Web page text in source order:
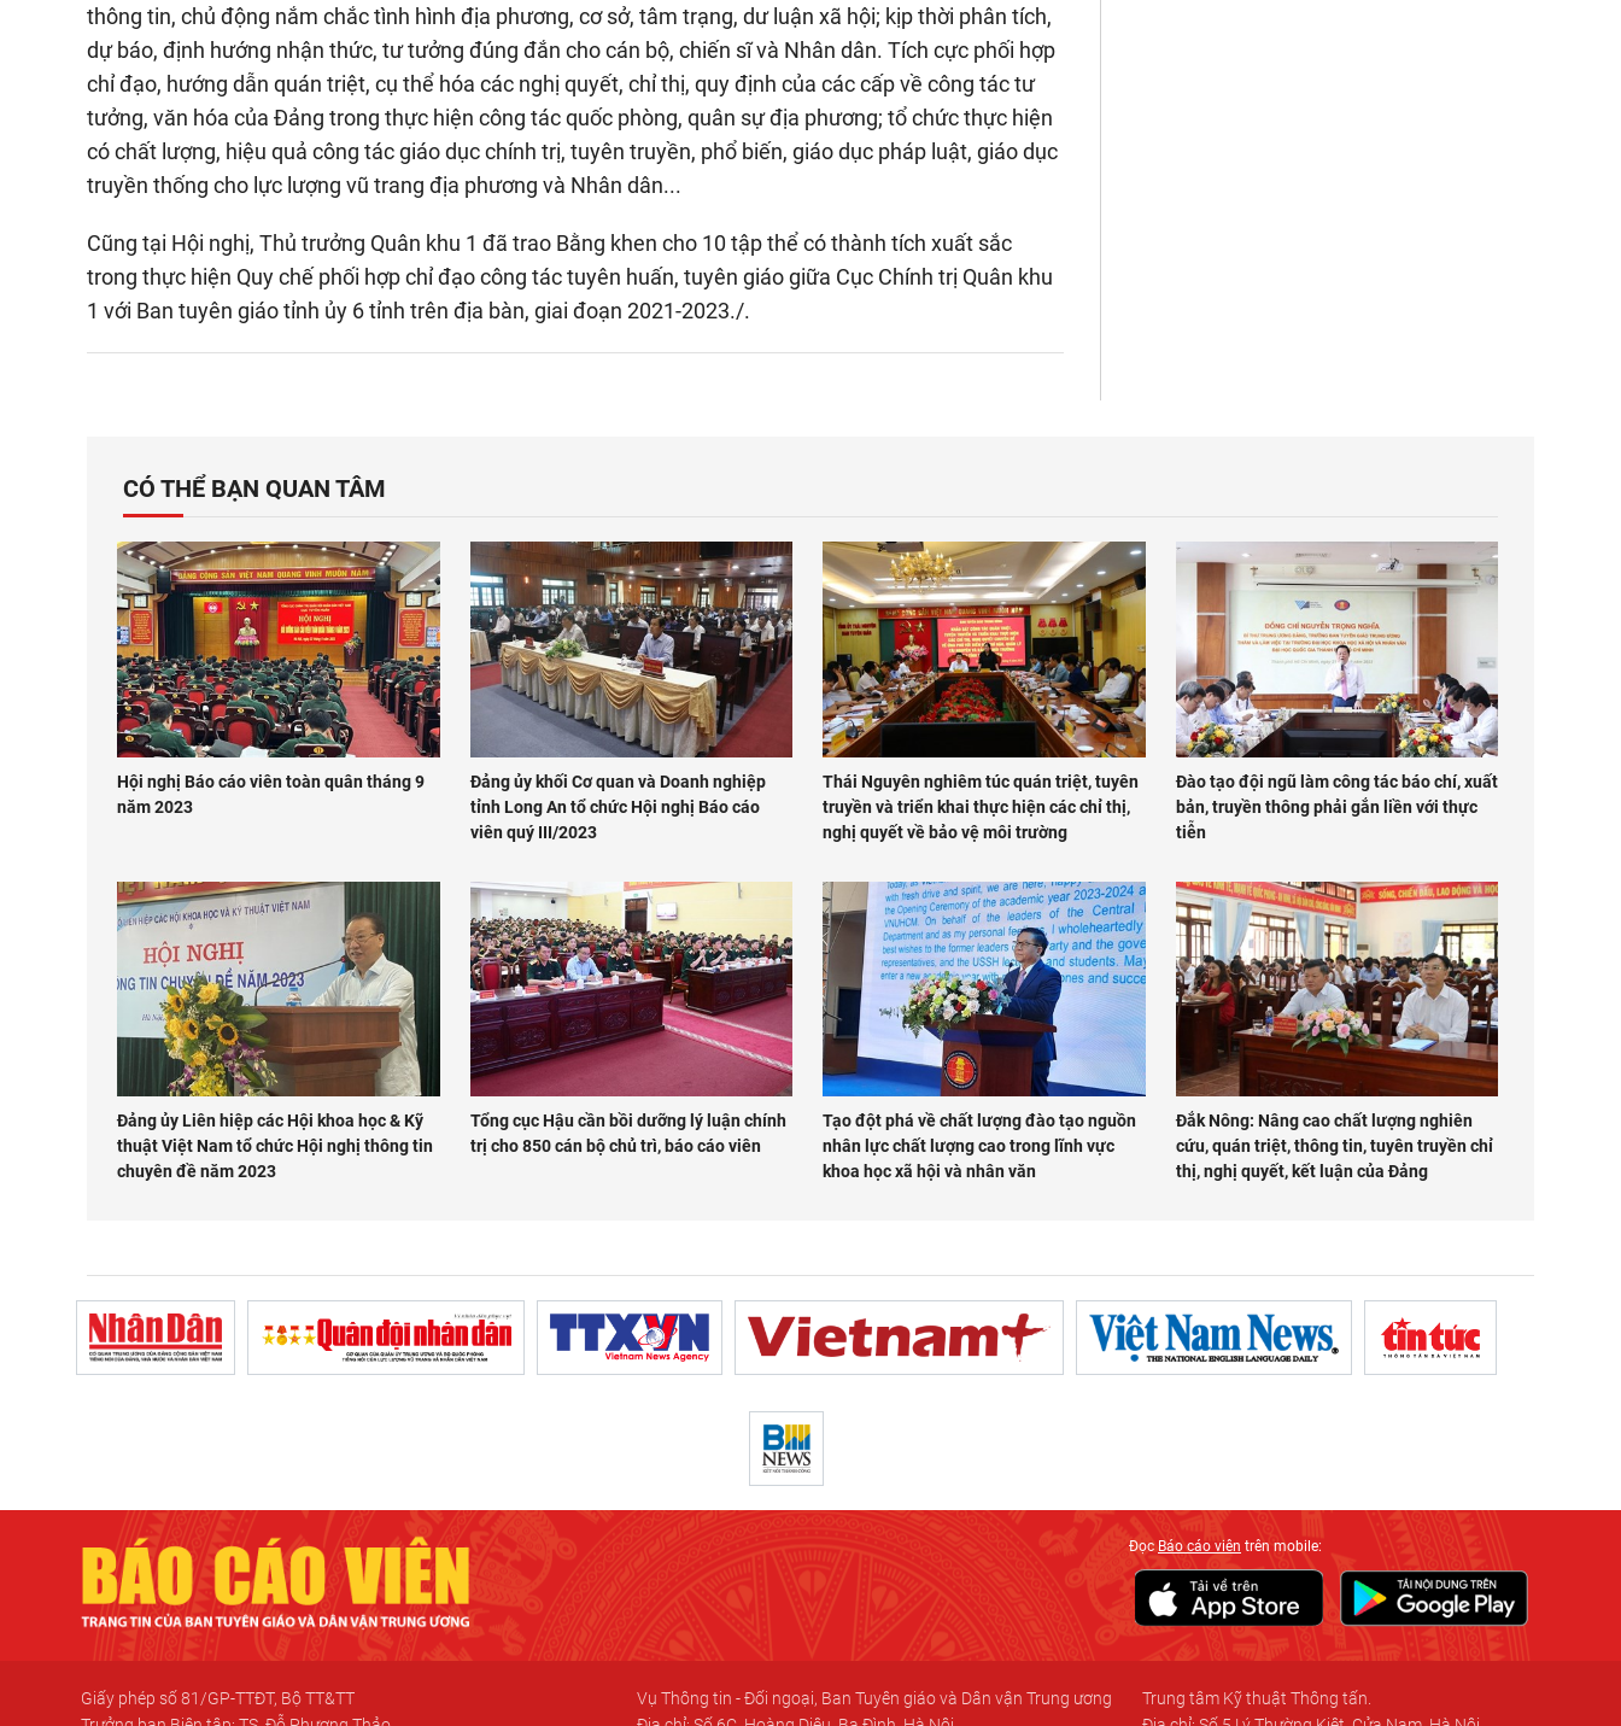
thông tin, chủ động nắm chắc tình hình địa phương, cơ sở, tâm trạng, dư luận xã hội; kịp thời phân tích,
dự báo, định hướng nhận thức, tư tưởng đúng đắn cho cán bộ, chiến sĩ và Nhân dân. Tích cực phối hợp
chỉ đạo, hướng dẫn quán triệt, cụ thể hóa các nghị quyết, chỉ thị, quy định của các cấp về công tác tư
tưởng, văn hóa của Đảng trong thực hiện công tác quốc phòng, quân sự địa phương; tổ chức thực hiện
có chất lượng, hiệu quả công tác giáo dục chính trị, tuyên truyền, phổ biến, giáo dục pháp luật, giáo dục
truyền thống cho lực lượng vũ trang địa phương và Nhân dân...
Cũng tại Hội nghị, Thủ trưởng Quân khu 1 đã trao Bằng khen cho 10 tập thể có thành tích xuất sắc
trong thực hiện Quy chế phối hợp chỉ đạo công tác tuyên huấn, tuyên giáo giữa Cục Chính trị Quân khu
1 với Ban tuyên giáo tỉnh ủy 6 tỉnh trên địa bàn, giai đoạn 2021-2023./.
CÓ THỂ BẠN QUAN TÂM
Hội nghị Báo cáo viên toàn quân tháng 9
năm 2023
Đảng ủy khối Cơ quan và Doanh nghiệp
tỉnh Long An tổ chức Hội nghị Báo cáo
viên quý III/2023
Thái Nguyên nghiêm túc quán triệt, tuyên
truyền và triển khai thực hiện các chỉ thị,
nghị quyết về bảo vệ môi trường
Đào tạo đội ngũ làm công tác báo chí, xuất
bản, truyền thông phải gắn liền với thực
tiễn
Đảng ủy Liên hiệp các Hội khoa học & Kỹ
thuật Việt Nam tổ chức Hội nghị thông tin
chuyên đề năm 2023
Tổng cục Hậu cần bồi dưỡng lý luận chính
trị cho 850 cán bộ chủ trì, báo cáo viên
Tạo đột phá về chất lượng đào tạo nguồn
nhân lực chất lượng cao trong lĩnh vực
khoa học xã hội và nhân văn
Đắk Nông: Nâng cao chất lượng nghiên
cứu, quán triệt, thông tin, tuyên truyền chỉ
thị, nghị quyết, kết luận của Đảng
ĐọcBáo cáo viên trên mobile:
Giấy phép số 81/GP-TTĐT, Bộ TT&TT
Vụ Thông tin - Đối ngoại, Ban Tuyên giáo và Dân vận Trung ương
Trung tâm Kỹ thuật Thông tấn.